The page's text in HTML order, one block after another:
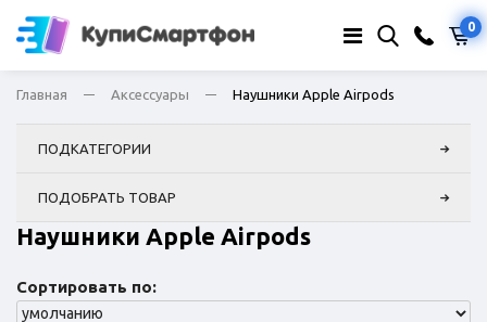
0
Главная Аксессуары Наушники Apple Airpods
ПОДКАТЕГОРИИ
ПОДОБРАТЬ ТОВАР
Наушники Apple Airpods
Сортировать по: